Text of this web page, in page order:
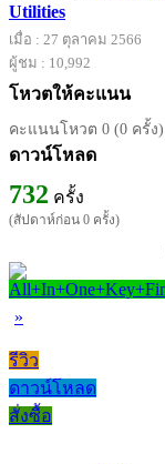
Utilities
เมื่อ : 27 ตุลาคม 2566
ผู้ชม : 10,992
โหวตให้คะแนน
คะแนนโหวต 0 (0 ครั้ง)
ดาวน์โหลด
732 ครั้ง
(สัปดาห์ก่อน 0 ครั้ง)
»
รีวิว
ดาวน์โหลด
สั่งซื้อ